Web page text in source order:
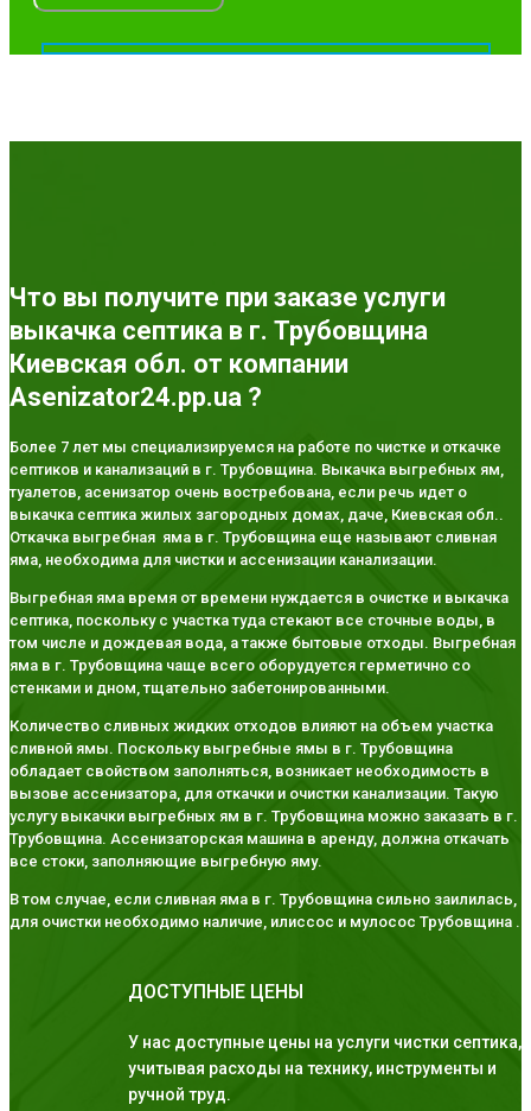
Что вы получите при заказе услуги
выкачка септика в г. Трубовщина
Киевская обл. от компании
Asenizator24.pp.ua ?
Более 7 лет мы специализируемся на работе по чистке и откачке
септиков и канализаций в г. Трубовщина. Выкачка выгребных ям,
туалетов, асенизатор очень востребована, если речь идет о
выкачка септика жилых загородных домах, даче, Киевская обл..
Откачка выгребная яма в г. Трубовщина еще называют сливная
яма, необходима для чистки и ассенизации канализации.
Выгребная яма время от времени нуждается в очистке и выкачка
септика, поскольку с участка туда стекают все сточные воды, в
том числе и дождевая вода, а также бытовые отходы. Выгребная
яма в г. Трубовщина чаще всего оборудуется герметично со
стенками и дном, тщательно забетонированными.
Количество сливных жидких отходов влияют на объем участка
сливной ямы. Поскольку выгребные ямы в г. Трубовщина
обладает свойством заполняться, возникает необходимость в
вызове ассенизатора, для откачки и очистки канализации. Такую
услугу выкачки выгребных ям в г. Трубовщина можно заказать в г.
Трубовщина. Ассенизаторская машина в аренду, должна откачать
все стоки, заполняющие выгребную яму.
В том случае, если сливная яма в г. Трубовщина сильно заилилась,
для очистки необходимо наличие, илиссос и мулосос Трубовщина .
ДОСТУПНЫЕ ЦЕНЫ
У нас доступные цены на услуги чистки септика,
учитывая расходы на технику, инструменты и
ручной труд.